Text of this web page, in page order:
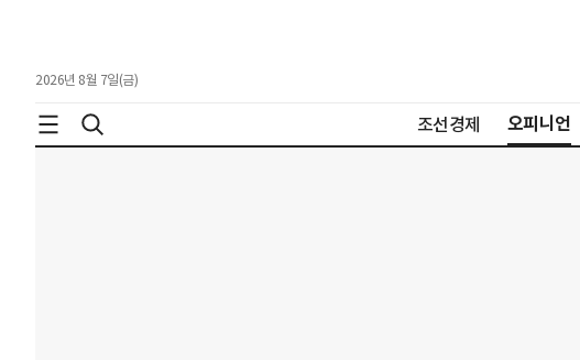
2026년 8월 7일(금)
조선경제 오피니언